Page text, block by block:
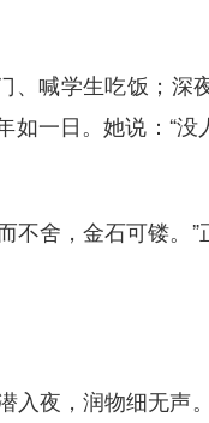
、喊学生吃饭；深
一日。她说：“
不舍，金石可镂。
入夜，润物细无声